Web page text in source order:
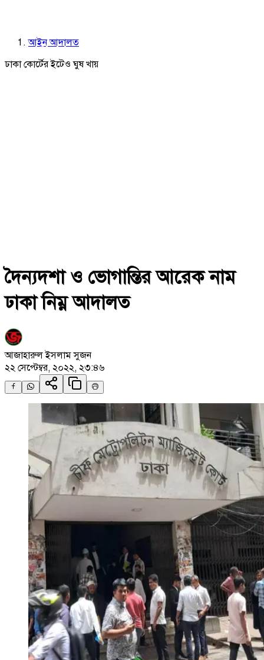
আইন আদালত
ঢাকা কোর্টের ইটেও ঘুষ খায়
দৈন্যদশা ও ভোগান্তির আরেক নাম
ঢাকা নিম্ন আদালত
আজাহারুল ইসলাম সুজন
২২ সেপ্টেম্বর, ২০২২, ২৩:৪৬